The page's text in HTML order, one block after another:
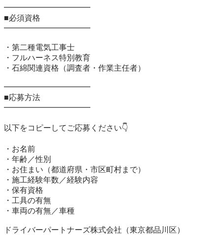
━━━━━━━━━━━
■必須資格
━━━━━━━━━━━
・第二種電気工事士
・フルハーネス特別教育
・石綿関連資格（調査者・作業主任者）
━━━━━━━━━━━
■応募方法
━━━━━━━━━━━
以下をコピーしてご応募ください👇
・お名前
・年齢／性別
・お住まい（都道府県・市区町村まで）
・施工経験年数／経験内容
・保有資格
・工具の有無
・車両の有無／車種
ドライバーパートナーズ株式会社（東京都品川区）